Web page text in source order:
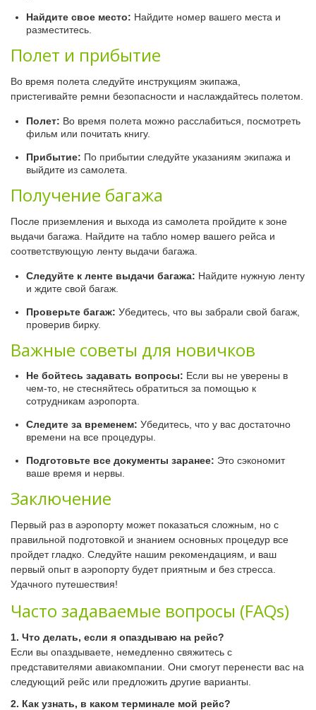
Найдите свое место: Найдите номер вашего места и
разместитесь.
Полет и прибытие
Во время полета следуйте инструкциям экипажа,
пристегивайте ремни безопасности и наслаждайтесь полетом.
Полет: Во время полета можно расслабиться, посмотреть
фильм или почитать книгу.
Прибытие: По прибытии следуйте указаниям экипажа и
выйдите из самолета.
Получение багажа
После приземления и выхода из самолета пройдите к зоне
выдачи багажа. Найдите на табло номер вашего рейса и
соответствующую ленту выдачи багажа.
Следуйте к ленте выдачи багажа: Найдите нужную ленту
и ждите свой багаж.
Проверьте багаж: Убедитесь, что вы забрали свой багаж,
проверив бирку.
Важные советы для новичков
Не бойтесь задавать вопросы: Если вы не уверены в
чем-то, не стесняйтесь обратиться за помощью к
сотрудникам аэропорта.
Следите за временем: Убедитесь, что у вас достаточно
времени на все процедуры.
Подготовьте все документы заранее: Это сэкономит
ваше время и нервы.
Заключение
Первый раз в аэропорту может показаться сложным, но с
правильной подготовкой и знанием основных процедур все
пройдет гладко. Следуйте нашим рекомендациям, и ваш
первый опыт в аэропорту будет приятным и без стресса.
Удачного путешествия!
Часто задаваемые вопросы (FAQs)
1. Что делать, если я опаздываю на рейс?
Если вы опаздываете, немедленно свяжитесь с
представителями авиакомпании. Они смогут перенести вас на
следующий рейс или предложить другие варианты.
2. Как узнать, в каком терминале мой рейс?